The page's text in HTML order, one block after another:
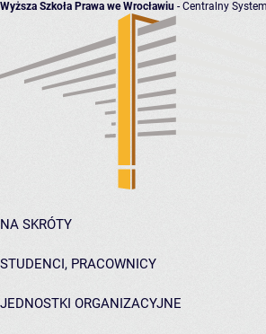
Wyższa Szkoła Prawa we Wrocławiu - Centralny
NA SKRÓTY
STUDENCI, PRACOWNICY
JEDNOSTKI ORGANIZACYJNE